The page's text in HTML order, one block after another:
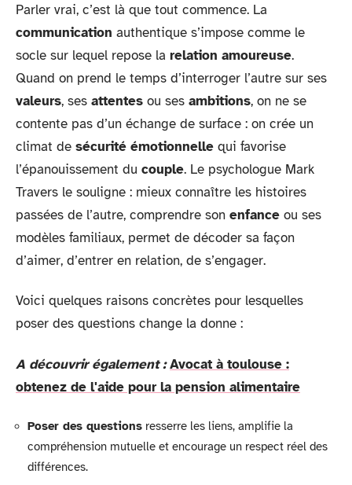
Parler vrai, c’est là que tout commence. La
communication authentique s’impose comme le
socle sur lequel repose la relation amoureuse.
Quand on prend le temps d’interroger l’autre sur ses
valeurs, ses attentes ou ses ambitions, on ne se
contente pas d’un échange de surface : on crée un
climat de sécurité émotionnelle qui favorise
l’épanouissement du couple. Le psychologue Mark
Travers le souligne : mieux connaître les histoires
passées de l’autre, comprendre son enfance ou ses
modèles familiaux, permet de décoder sa façon
d’aimer, d’entrer en relation, de s’engager.
Voici quelques raisons concrètes pour lesquelles
poser des questions change la donne :
A découvrir également : Avocat à toulouse :
obtenez de l'aide pour la pension alimentaire
Poser des questions resserre les liens, amplifie la
compréhension mutuelle et encourage un respect réel des
différences.